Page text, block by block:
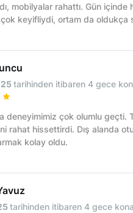
mobilyalar rahattı. Gün
keyifliydi, ortam da oldukça
tarihinden itibaren 4 gece
deneyimimiz çok olumlu geçti.
rahat hissettirdi. Dış alanda
kolay oldu.
tarihinden itibaren 4 gece